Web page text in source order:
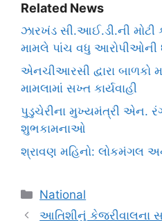
Related News
ઝારખંડ સી.આઈ.ડી.ની મોટી
મામલે પાંચ વધુ આરોપીઓની
એનચીઆરસી દ્વારા બાળકો
મામલામાં સખ્ત કાર્યવાહી
પુડુચેરીના મુખ્યમંત્રી એન.
શુભકામનાઓ
શ્રાવણ મહિનો: લોકમંગલ
Categories
National
આતિશીનું કેજરીવાલના